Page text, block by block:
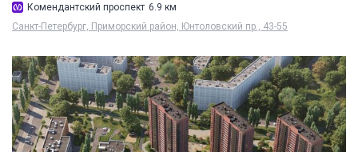
Комендантский проспект 6.9 км
Санкт-Петербург, Приморский район, Юнтоловский пр., 43-55